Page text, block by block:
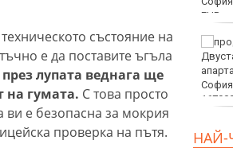
състояние на
е да поставите ъгъла
през лупата веднага ще
на гумата. С това просто
ви е безопасна за мокрия
проверка на пътя.
Златото стигна до 4295
долара за унция
EUR
НАЙ-